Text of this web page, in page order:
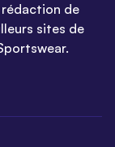
rédaction de
sites de